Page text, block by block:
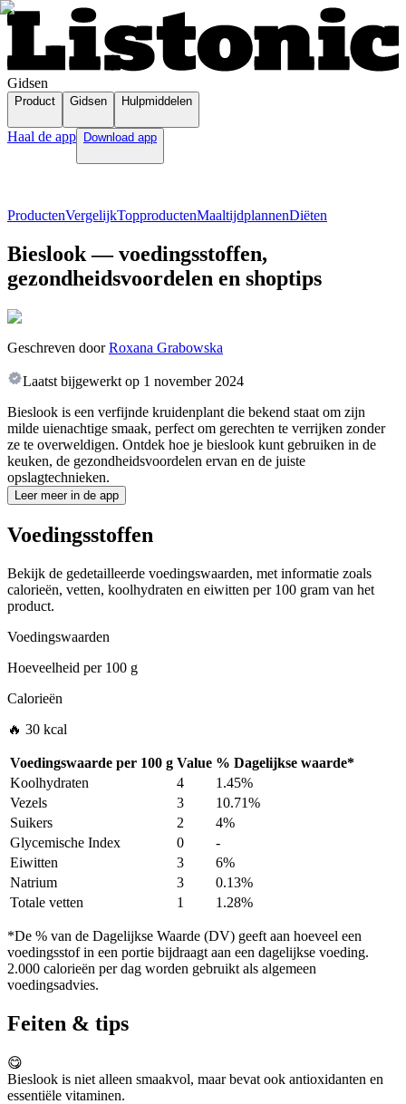
Gidsen
Product Gidsen Hulpmiddelen
Haal de app Download app
ProductenVergelijkTopproductenMaaltijdplannenDiëten
Bieslook — voedingsstoffen,
gezondheidsvoordelen en shoptips
Geschreven door Roxana Grabowska
Laatst bijgewerkt op 1 november 2024
Bieslook is een verfijnde kruidenplant die bekend staat om zijn
milde uienachtige smaak, perfect om gerechten te verrijken zonder
ze te overweldigen. Ontdek hoe je bieslook kunt gebruiken in de
keuken, de gezondheidsvoordelen ervan en de juiste
opslagtechnieken.
Leer meer in de app
Voedingsstoffen
Bekijk de gedetailleerde voedingswaarden, met informatie zoals
calorieën, vetten, koolhydraten en eiwitten per 100 gram van het
product.
Voedingswaarden
Hoeveelheid per100 g
Calorieën
🔥 30 kcal
Voedingswaarde per 100 g Value % Dagelijkse waarde*
Koolhydraten
4
1.45%
Vezels
3
10.71%
Suikers
2
4%
Glycemische Index
0
-
Eiwitten
3
6%
Natrium
3
0.13%
Totale vetten
1 1.28%
*De % van de Dagelijkse Waarde (DV) geeft aan hoeveel een
voedingsstof in een portie bijdraagt aan een dagelijkse voeding.
2.000 calorieën per dag worden gebruikt als algemeen
voedingsadvies.
Feiten & tips
😋
Bieslook is niet alleen smaakvol, maar bevat ook antioxidanten en
essentiële vitaminen.